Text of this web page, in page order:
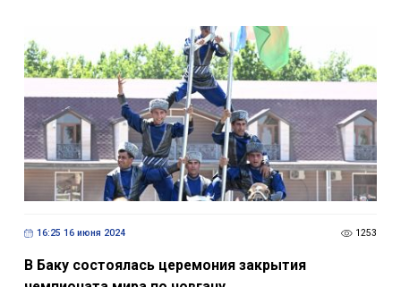
16:25 16 июня 2024 1253
В Баку состоялась церемония закрытия